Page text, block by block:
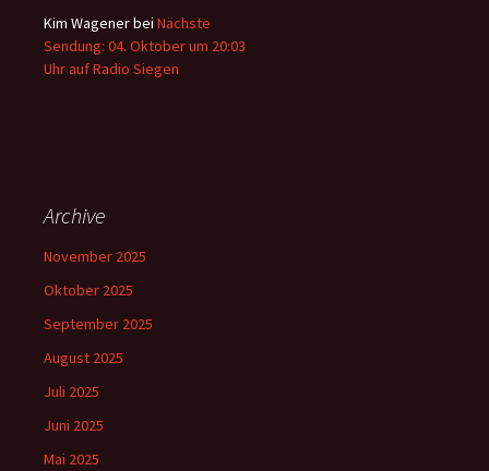
Kim Wagenerbei Nächste
Sendung: 04. Oktober um 20:03
Uhr auf Radio Siegen
Archive
November 2025
Oktober 2025
September 2025
August 2025
Juli 2025
Juni 2025
Mai 2025